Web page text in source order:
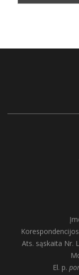
Ats. sąskaita Nr.
El. p.